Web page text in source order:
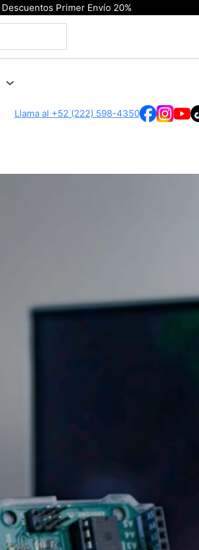
Descuentos Primer Envío 20%
Llama al +52 (222) 598-4350